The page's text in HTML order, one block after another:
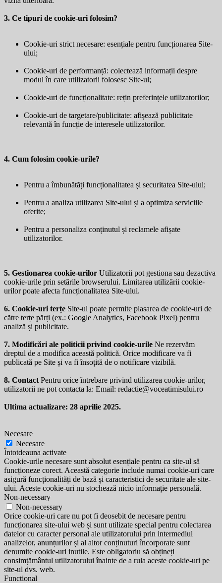
3. Ce tipuri de cookie-uri folosim?
Cookie-uri strict necesare: esențiale pentru funcționarea Site-
ului;
Cookie-uri de performanță: colectează informații despre
modul în care utilizatorii folosesc Site-ul;
Cookie-uri de funcționalitate: rețin preferințele utilizatorilor;
Cookie-uri de targetare/publicitate: afișează publicitate
relevantă în funcție de interesele utilizatorilor.
4. Cum folosim cookie-urile?
Pentru a îmbunătăți funcționalitatea și securitatea Site-ului;
Pentru a analiza utilizarea Site-ului și a optimiza serviciile
oferite;
Pentru a personaliza conținutul și reclamele afișate
utilizatorilor.
5. Gestionarea cookie-urilor Utilizatorii pot gestiona sau dezactiva
cookie-urile prin setările browserului. Limitarea utilizării cookie-
urilor poate afecta funcționalitatea Site-ului.
6. Cookie-uri terțe Site-ul poate permite plasarea de cookie-uri de
către terțe părți (ex.: Google Analytics, Facebook Pixel) pentru
analiză și publicitate.
7. Modificări ale politicii privind cookie-urile Ne rezervăm
dreptul de a modifica această politică. Orice modificare va fi
publicată pe Site și va fi însoțită de o notificare vizibilă.
8. Contact Pentru orice întrebare privind utilizarea cookie-urilor,
utilizatorii ne pot contacta la: Email: redactie@voceatimisului.ro
Ultima actualizare: 28 aprilie 2025.
Necesare
Necesare
Întotdeauna activate
Cookie-urile necesare sunt absolut esențiale pentru ca site-ul să
funcționeze corect. Această categorie include numai cookie-uri care
asigură funcționalități de bază și caracteristici de securitate ale site-
ului. Aceste cookie-uri nu stochează nicio informație personală.
Non-necessary
Non-necessary
Orice cookie-uri care nu pot fi deosebit de necesare pentru
funcționarea site-ului web și sunt utilizate special pentru colectarea
datelor cu caracter personal ale utilizatorului prin intermediul
analizelor, anunțurilor și al altor conținuturi încorporate sunt
denumite cookie-uri inutile. Este obligatoriu să obțineți
consimțământul utilizatorului înainte de a rula aceste cookie-uri pe
site-ul dvs. web.
Functional